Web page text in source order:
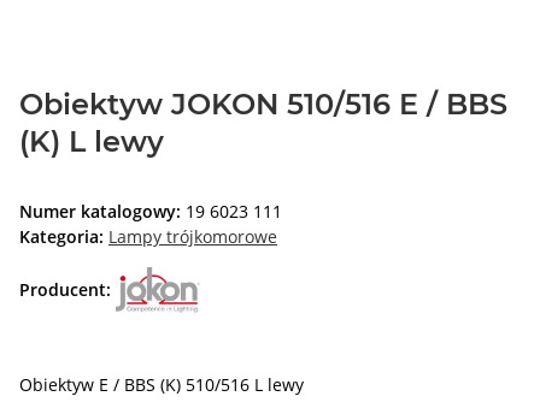
Obiektyw JOKON 510/516 E / BBS
(K) L lewy
Numer katalogowy: 19 6023 111
Kategoria: Lampy trójkomorowe
Producent:
Obiektyw E / BBS (K) 510/516 L lewy